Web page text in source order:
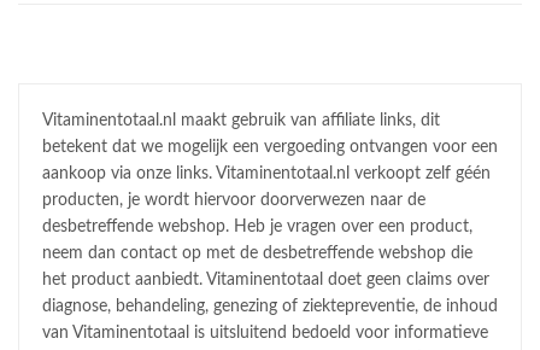
Vitaminentotaal.nl maakt gebruik van affiliate links, dit
betekent dat we mogelijk een vergoeding ontvangen voor een
aankoop via onze links. Vitaminentotaal.nl verkoopt zelf géén
producten, je wordt hiervoor doorverwezen naar de
desbetreffende webshop. Heb je vragen over een product,
neem dan contact op met de desbetreffende webshop die
het product aanbiedt. Vitaminentotaal doet geen claims over
diagnose, behandeling, genezing of ziektepreventie, de inhoud
van Vitaminentotaal is uitsluitend bedoeld voor informatieve